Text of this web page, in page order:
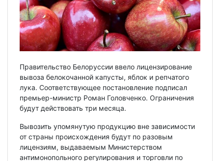
Правительство Белоруссии ввело лицензирование
вывоза белокочанной капусты, яблок и репчатого
лука. Соответствующее постановление подписал
премьер-министр Роман Головченко. Ограничения
будут действовать три месяца.
Вывозить упомянутую продукцию вне зависимости
от страны происхождения будут по разовым
лицензиям, выдаваемым Министерством
антимонопольного регулирования и торговли по